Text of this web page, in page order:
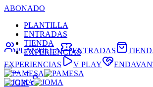
ABONADO
PLANTILLA
ENTRADAS
TIENDA
EXPERIENCIAS
LOGIN
PLANTILLA ENTRADAS
EXPERIENCIAS
V PLAY